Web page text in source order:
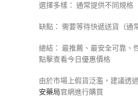
選擇多樣： 通常提供不同規格
缺點： 需要等待快遞送貨（通
總結： 最推薦、最安全可靠、
點擊查看今日優惠價格
由於市場上假貨泛濫，建議透
安藥局官網進行購買